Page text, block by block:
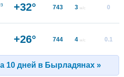
+32° 743 3 м/с 0
+26° 744 4 м/с 0.1
10 дней в Бырладянах »